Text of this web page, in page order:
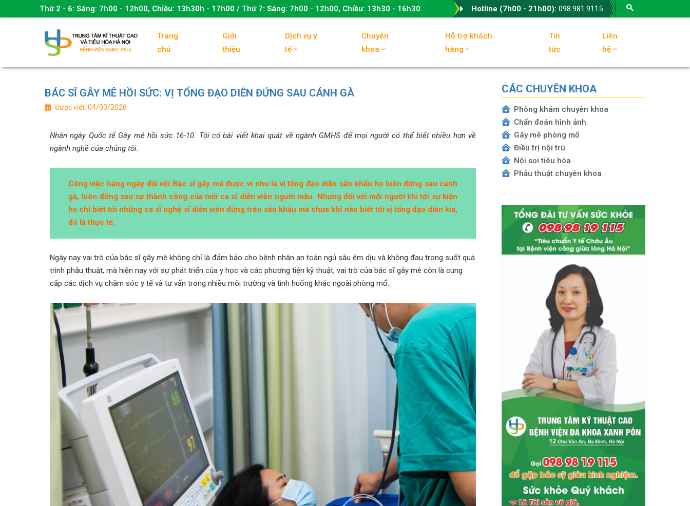
Thứ 2 - 6: Sáng: 7h00 - 12h00, Chiều: 13h30h - 17h00 / Thứ 7: Sáng: 7h00 - 12h00, Chiều: 13h30 - 16h30 Hotline (7h00 - 21h00):098.981.9115
Trang
chủ
Giới
thiệu
Dịch vụ y
tế
Chuyên
khoa
Hỗ trợ khách
hàng
Tin
tức
Liên
hệ
BÁC SĨ GÂY MÊ HỒI SỨC: VỊ TỔNG ĐẠO DIỄN ĐỨNG SAU CÁNH GÀ
Được viết: 04/03/2026
Nhân ngày Quốc tế Gây mê hồi sức 16-10. Tôi có bài viết khai quát về ngành GMHS để mọi người có thể biết nhiều hơn về
ngành nghề của chúng tôi.
Công việc hàng ngày đối với Bác sĩ gây mê được ví như là vị tổng đạo diễn sân khấu họ luôn đứng sau cánh
gà, luôn đứng sau sự thành công của mỗi ca sĩ diễn viên người mẫu. Nhưng đối với mỗi người khi tới sự kiện
họ chỉ biết tới những ca sĩ nghệ sĩ diễn viên đứng trên sân khấu mà chưa khi nào biết tới vị tổng đạo diễn kia,
đó là thực tế.
Ngày nay vai trò của bác sĩ gây mê không chỉ là đảm bảo cho bệnh nhân an toàn ngủ sâu êm dịu và không đau trong suốt quá
trình phẫu thuật, mà hiện nay với sự phát triển của y học và các phương tiện kỹ thuật, vai trò của bác sĩ gây mê còn là cung
cấp các dịch vụ chăm sóc y tế và tư vấn trong nhiều môi trường và tình huống khác ngoài phòng mổ.
CÁC CHUYÊN KHOA
Phòng khám chuyên khoa
Chẩn đoán hình ảnh
Gây mê phòng mổ
Điều trị nội trú
Nội soi tiêu hóa
Phẫu thuật chuyên khoa